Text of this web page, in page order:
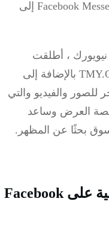
نقل تومي هيلفيغر التسويق عبر Facebook Messenger إلى
، أطلقت
العلامة التجارية الشهيرة TMY.GRL chatbot بالإضافة إلى
والفيديو والتي
العرض وساعد
كيفية تشغيل أول حملة إعلانية على Facebook